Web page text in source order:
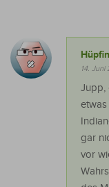
14.
Jupp,
gar
vor